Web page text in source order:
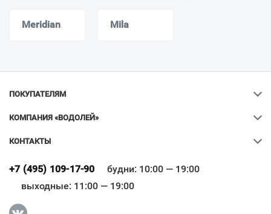
Meridian Mila
ПОКУПАТЕЛЯМ
КОМПАНИЯ «ВОДОЛЕЙ»
КОНТАКТЫ
+7 (495) 109-17-90
будни: 10:00 — 19:00
выходные: 11:00 — 19:00
Всё верно